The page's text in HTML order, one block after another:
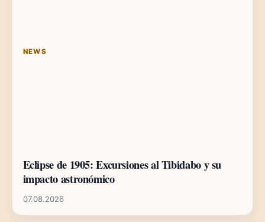
NEWS
Eclipse de 1905: Excursiones al Tibidabo y su
impacto astronómico
07.08.2026